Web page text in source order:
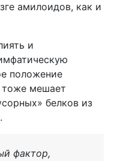
амилоидов, как и
и
положение
тоже мешает
белков из
фактор,